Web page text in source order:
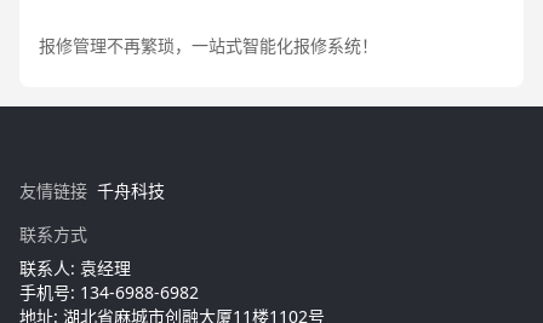
报修管理不再繁琐，一站式智能化报修系统！
友情链接 千舟科技
联系方式
联系人: 袁经理
手机号: 134-6988-6982
地址: 湖北省麻城市创融大厦11楼1102号